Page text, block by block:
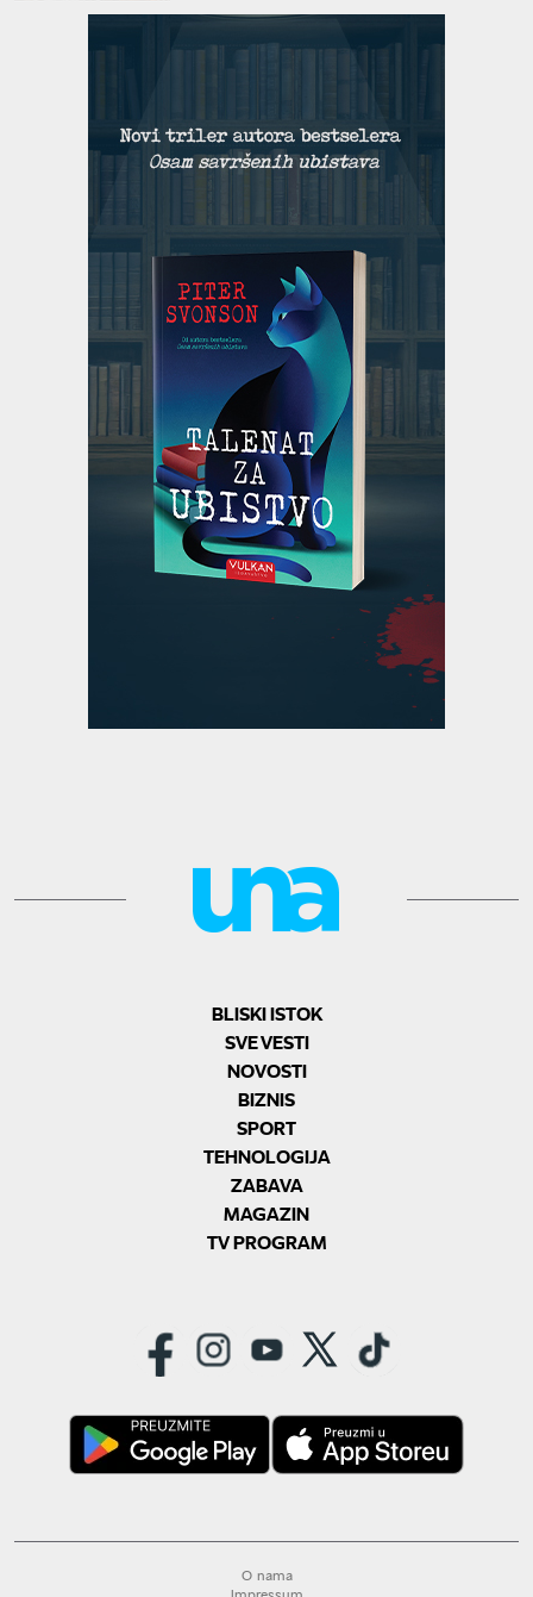
BLISKI ISTOK
SVE VESTI
NOVOSTI
BIZNIS
SPORT
TEHNOLOGIJA
ZABAVA
MAGAZIN
TV PROGRAM
O nama